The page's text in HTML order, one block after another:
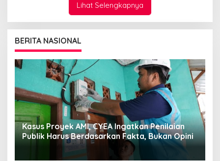
Lihat Selengkapnya
BERITA NASIONAL
CYEA: Kepemimpinan Darmawan Prasodjo dan
Yusuf Didi Setiarto Menjadi Momentum
Penguatan Transformasi PLN dan Agenda
Energi Nasional